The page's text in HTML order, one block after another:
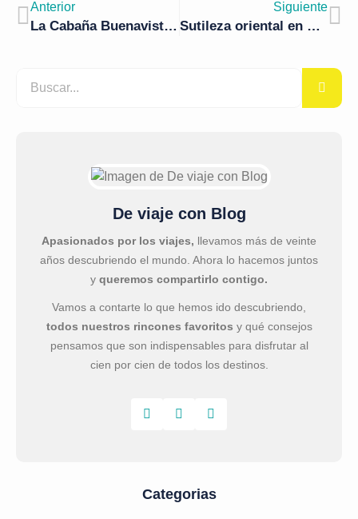
Anterior
La Cabaña Buenavista: un recorrido por la gastronomía murciana
Siguiente
Sutileza oriental en Bichopalo Madrid
De viaje con Blog
Apasionados por los viajes, llevamos más de veinte
años descubriendo el mundo. Ahora lo hacemos juntos
y queremos compartirlo contigo.
Vamos a contarte lo que hemos ido descubriendo,
todos nuestros rincones favoritos y qué consejos
pensamos que son indispensables para disfrutar al
cien por cien de todos los destinos.
Categorias